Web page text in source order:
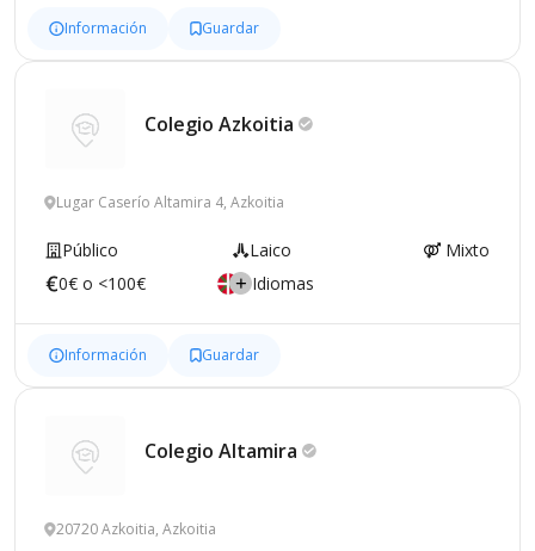
Información Guardar
Colegio Azkoitia
Lugar Caserío Altamira 4, Azkoitia
Público Laico
Mixto
0€ o <100€
Idiomas
Información Guardar
Colegio Altamira
20720 Azkoitia, Azkoitia